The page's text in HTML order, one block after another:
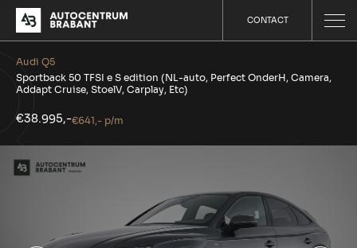
CONTACT
Audi Q5
Sportback 50 TFSI e S edition (NL-auto, Perfect OnderH, Camera,
Addapt Cruise, StoelV, Carplay, Etc)
€38.995,-€641,- p/m